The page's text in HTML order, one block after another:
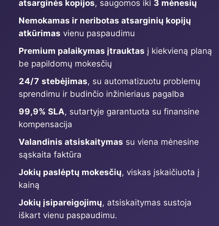
InfluxDB
Kafka
Keycloak
Kubernetes Control Plane
Kubernetes Node
MariaDB
Matomo
atsarginės kopijos, saugomos iki 3 mėnesių
Nemokamas ir neribotas atsarginių kopijų
atkūrimas vienu paspaudimu
Premium palaikymas įtrauktas į kiekvieną planą
be papildomų mokesčių
24/7 stebėjimas, su automatizuotu problemų
sprendimu ir budinčio inžinieriaus pagalba
99,9% SLA, sutartyje garantuota su finansine
kompensacija
Valandinis atsiskaitymas su viena mėnesine
sąskaita faktūra
Jokių paslėptų mokesčių, viskas įskaičiuota į
kainą
Jokių įsipareigojimų, atsiskaitymas sustoja
iškart vienu paspaudimu.